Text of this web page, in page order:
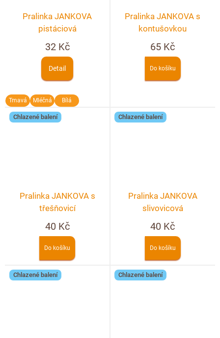
Pralinka JANKOVA
pistáciová
32 Kč
Detail
Tmavá Mléčná Bílá
Pralinka JANKOVA s
kontušovkou
65 Kč
Do košíku
Chlazené balení
Pralinka JANKOVA s
třešňovicí
40 Kč
Do košíku
Chlazené balení
Pralinka JANKOVA
slivovicová
40 Kč
Do košíku
Chlazené balení Chlazené balení